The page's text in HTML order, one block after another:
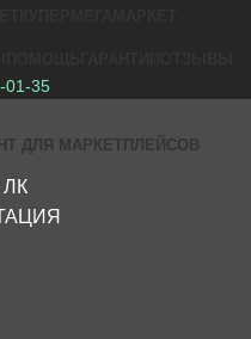
01-35
ДЛЯ МАРКЕТПЛЕЙСОВ
ЛК